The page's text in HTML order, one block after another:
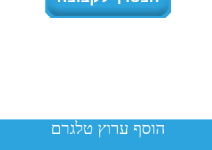
הוסף ערוץ טלגרם